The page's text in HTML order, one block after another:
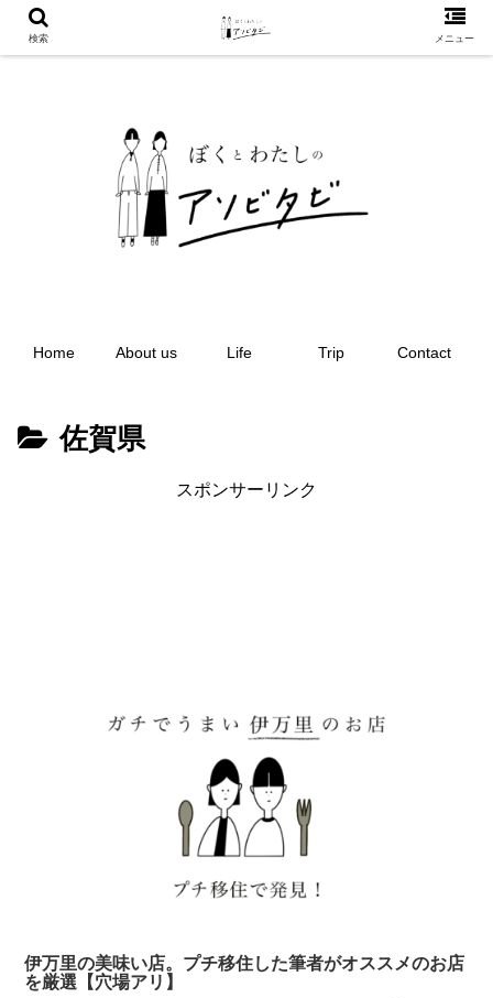
Home About us Life Trip Contact
佐賀県
スポンサーリンク
伊万里の美味い店。プチ移住した筆者がオススメのお店
を厳選【穴場アリ】
検索 メニュー